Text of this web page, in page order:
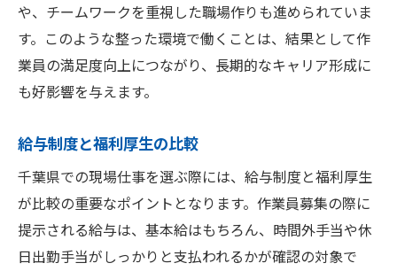
や、チームワークを重視した職場作りも進められていま
す。このような整った環境で働くことは、結果として作
業員の満足度向上につながり、長期的なキャリア形成に
も好影響を与えます。
給与制度と福利厚生の比較
千葉県での現場仕事を選ぶ際には、給与制度と福利厚生
が比較の重要なポイントとなります。作業員募集の際に
提示される給与は、基本給はもちろん、時間外手当や休
日出勤手当がしっかりと支払われるかが確認の対象で